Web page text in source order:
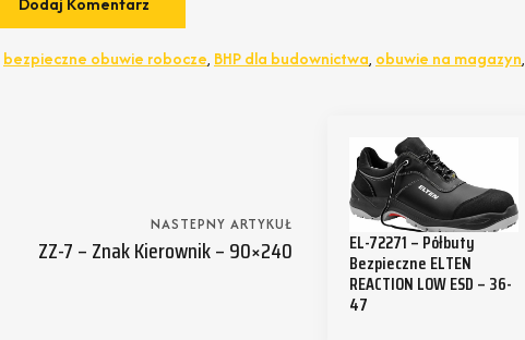
bezpieczne obuwie robocze, BHP dla budownictwa, obuwie na magazyn,
NASTEPNY ARTYKUŁ
ZZ-7 – Znak Kierownik – 90×240 EL-72271 – Półbuty
Bezpieczne ELTEN
REACTION LOW ESD – 36-
47